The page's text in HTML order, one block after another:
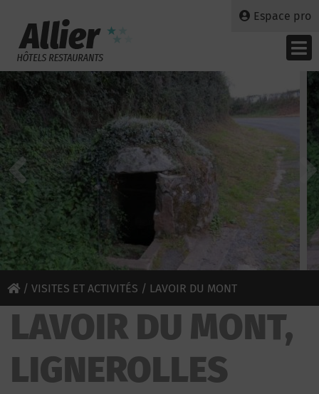
Espace pro
/ VISITES ET ACTIVITÉS / LAVOIR DU MONT
LAVOIR DU MONT,
LIGNEROLLES